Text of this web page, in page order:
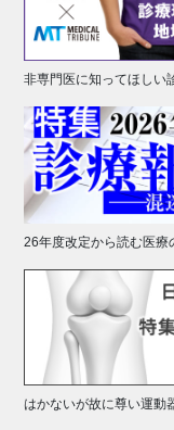
非専門医に知ってほしい
26年度改定から読む医療
はかないが故に尊い運動